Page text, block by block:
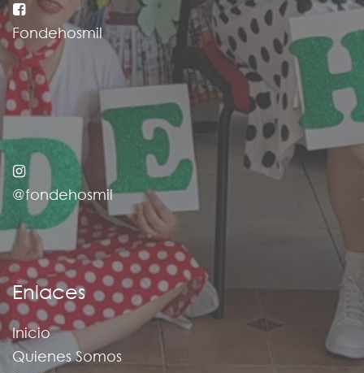
Fondehosmil
@fondehosmil
Enlaces
Inicio
Quienes Somos